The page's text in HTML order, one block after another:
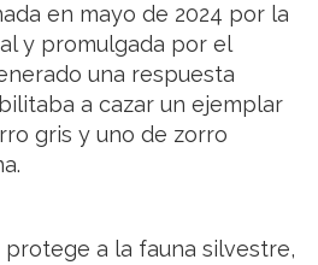
en mayo de 2024 por la
y promulgada por el
una respuesta
a cazar un ejemplar
gris y uno de zorro
a la fauna silvestre,